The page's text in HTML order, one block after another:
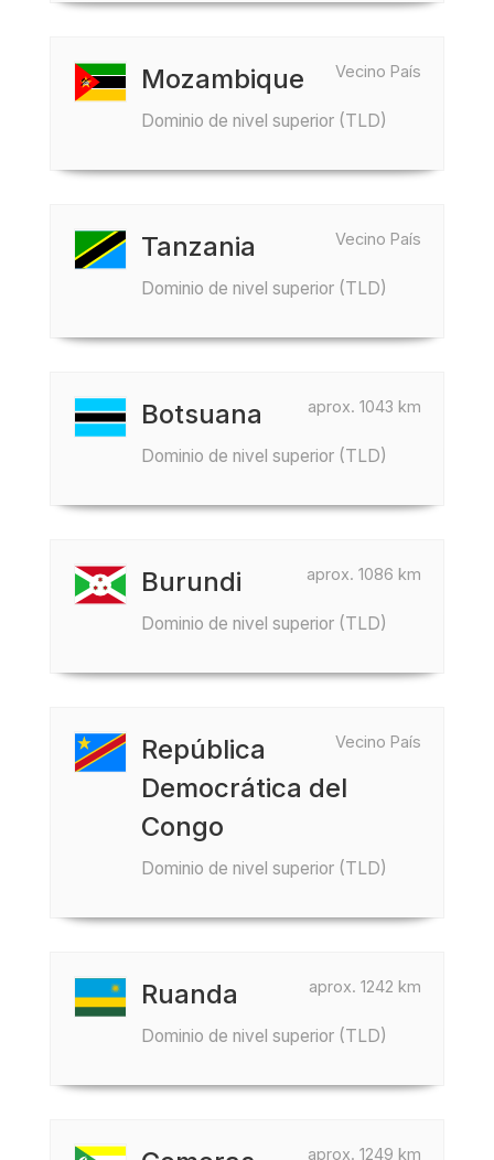
Vecino País
Mozambique
Dominio de nivel superior (TLD)
Vecino País
Tanzania
Dominio de nivel superior (TLD)
aprox. 1043 km
Botsuana
Dominio de nivel superior (TLD)
aprox. 1086 km
Burundi
Dominio de nivel superior (TLD)
Vecino País
República
Democrática del
Congo
Dominio de nivel superior (TLD)
aprox. 1242 km
Ruanda
Dominio de nivel superior (TLD)
aprox. 1249 km